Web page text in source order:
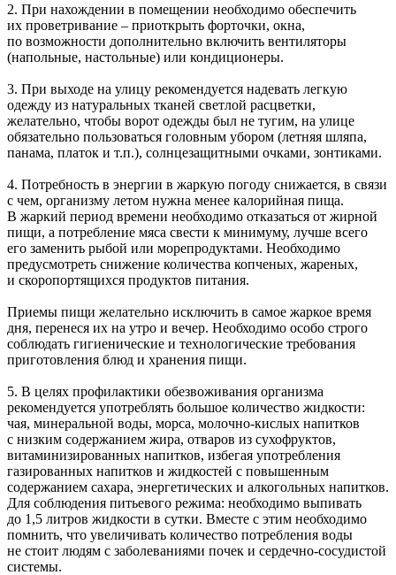
2. При нахождении в помещении необходимо обеспечить
их проветривание – приоткрыть форточки, окна,
по возможности дополнительно включить вентиляторы
(напольные, настольные) или кондиционеры.
3. При выходе на улицу рекомендуется надевать легкую
одежду из натуральных тканей светлой расцветки,
желательно, чтобы ворот одежды был не тугим, на улице
обязательно пользоваться головным убором (летняя шляпа,
панама, платок и т.п.), солнцезащитными очками, зонтиками.
4. Потребность в энергии в жаркую погоду снижается, в связи
с чем, организму летом нужна менее калорийная пища.
В жаркий период времени необходимо отказаться от жирной
пищи, а потребление мяса свести к минимуму, лучше всего
его заменить рыбой или морепродуктами. Необходимо
предусмотреть снижение количества копченых, жареных,
и скоропортящихся продуктов питания.
Приемы пищи желательно исключить в самое жаркое время
дня, перенеся их на утро и вечер. Необходимо особо строго
соблюдать гигиенические и технологические требования
приготовления блюд и хранения пищи.
5. В целях профилактики обезвоживания организма
рекомендуется употреблять большое количество жидкости:
чая, минеральной воды, морса, молочно-кислых напитков
с низким содержанием жира, отваров из сухофруктов,
витаминизированных напитков, избегая употребления
газированных напитков и жидкостей с повышенным
содержанием сахара, энергетических и алкогольных напитков.
Для соблюдения питьевого режима: необходимо выпивать
до 1,5 литров жидкости в сутки. Вместе с этим необходимо
помнить, что увеличивать количество потребления воды
не стоит людям с заболеваниями почек и сердечно-сосудистой
системы.